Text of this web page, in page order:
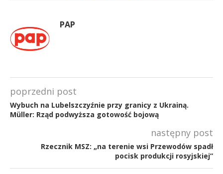
PAP
poprzedni post
Wybuch na Lubelszczyźnie przy granicy z Ukrainą.
Müller: Rząd podwyższa gotowość bojową
następny post
Rzecznik MSZ: „na terenie wsi Przewodów spadł
pocisk produkcji rosyjskiej”